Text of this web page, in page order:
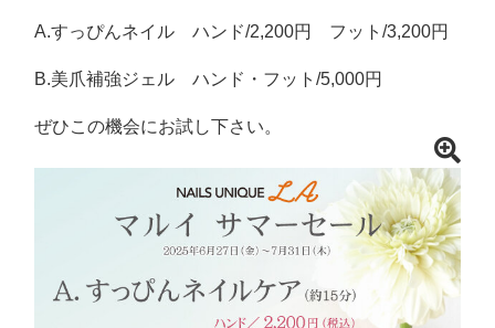
A.すっぴんネイル ハンド/2,200円 フット/3,200円
B.美爪補強ジェル ハンド・フット/5,000円
ぜひこの機会にお試し下さい。